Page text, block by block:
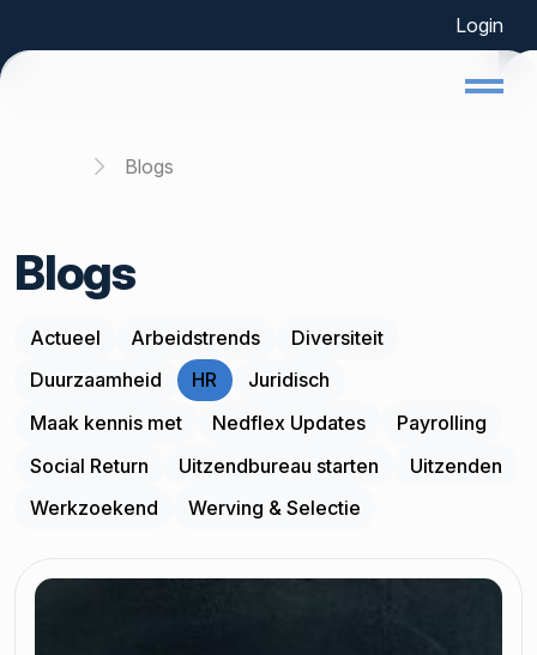
Login
Home Blogs
Blogs
Actueel Arbeidstrends
Diversiteit
Duurzaamheid
HR
Juridisch
Maak kennis met
Nedflex Updates
Payrolling
Social Return
Uitzendbureau starten
Uitzenden
Werkzoekend
Werving & Selectie